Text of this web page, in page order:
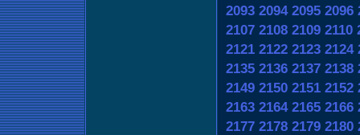
2093 2094 2095 2096
2107 2108 2109 2110
2121 2122 2123 2124
2135 2136 2137 2138
2149 2150 2151 2152
2163 2164 2165 2166
2177 2178 2179 2180